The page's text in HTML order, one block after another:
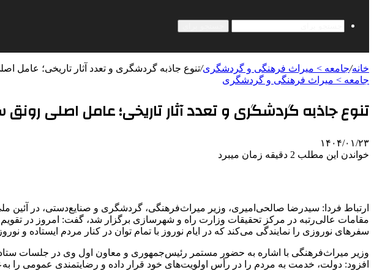
خانه/جامعه > میراث فرهنگی و گردشگری/تنوع جاذبه‌ گردشگری و تعدد آثار تاریخی؛ عامل
جامعه > میراث فرهنگی و گردشگری
تنوع جاذبه‌ گردشگری و تعدد آثار تاریخی؛ عامل اصلی
۱۴۰۴/۰۱/۲۳
خواندن این مطلب 2 دقیقه زمان میبرد
ارتباط فردا: سیدرضا صالحی‌امیری، وزیر میراث‌فرهنگی، گردشگری و صنایع‌دستی، در
سفرهای نوروزی را نمایندگی می‌کند که در ایام نوروز با تمام توان در کنار مردم ایستاده و
وزیر میراث‌فرهنگی با اشاره به حضور مستمر رئیس‌جمهوری و معاون اول وی در جلسات
افزود: دولت، خدمت به مردم را در رأس اولویت‌های خود قرار داده و رضایتمندی عمومی را